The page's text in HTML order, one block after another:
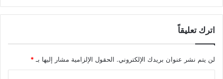
اترك تعليقاً
لن يتم نشر عنوان بريدك الإلكتروني. الحقول الإلزامية مشار إليها بـ *